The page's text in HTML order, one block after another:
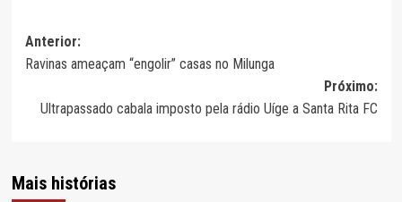
Navegação
de
artigos
Anterior:
Ravinas ameaçam “engolir” casas no Milunga
Próximo:
Ultrapassado cabala imposto pela rádio Uíge a Santa Rita FC
Mais histórias